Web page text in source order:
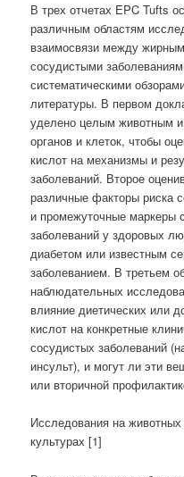
В трех отчетах EPC Tufts
различным областям
взаимосвязи между
сосудистыми
систематическими
литературы. В первом
уделено целым животным
органов и клеток, чтобы
кислот на механизмы и
заболеваний. Второе
различные факторы риска
и промежуточные маркеры
заболеваний у здоровых
диабетом или известным
заболеванием. В третьем
наблюдательных
влияние диетических или
кислот на конкретные
сосудистых заболеваний
инсульт), и могут ли эти
или вторичной
Исследования на
культурах [1]